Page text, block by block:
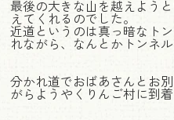
最後の大きな山を越えよう
えてくれるのでした。
近道というのは真っ暗なト
れながら、なんとかトンネ
分かれ道でおばあさんとお
がらようやくりんご村に到着